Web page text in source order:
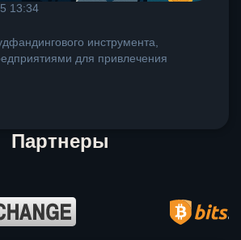
13:34
инструмента,
для привлечения
Партнеры